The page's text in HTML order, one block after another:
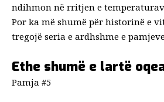
ndihmon në rritjen e
Por ka më shumë për historinë e
tregojë seria e ardhshme e
Ethe shumë e lartë
Pamja #5